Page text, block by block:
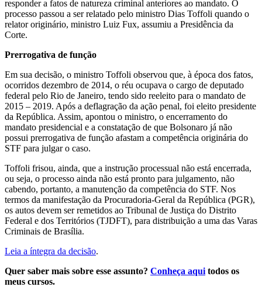
responder a fatos de natureza criminal anteriores ao mandato. O
processo passou a ser relatado pelo ministro Dias Toffoli quando o
relator originário, ministro Luiz Fux, assumiu a Presidência da
Corte.
Prerrogativa de função
Em sua decisão, o ministro Toffoli observou que, à época dos fatos,
ocorridos dezembro de 2014, o réu ocupava o cargo de deputado
federal pelo Rio de Janeiro, tendo sido reeleito para o mandato de
2015 – 2019. Após a deflagração da ação penal, foi eleito presidente
da República. Assim, apontou o ministro, o encerramento do
mandato presidencial e a constatação de que Bolsonaro já não
possui prerrogativa de função afastam a competência originária do
STF para julgar o caso.
Toffoli frisou, ainda, que a instrução processual não está encerrada,
ou seja, o processo ainda não está pronto para julgamento, não
cabendo, portanto, a manutenção da competência do STF. Nos
termos da manifestação da Procuradoria-Geral da República (PGR),
os autos devem ser remetidos ao Tribunal de Justiça do Distrito
Federal e dos Territórios (TJDFT), para distribuição a uma das Varas
Criminais de Brasília.
Leia a íntegra da decisão.
Quer saber mais sobre esse assunto? Conheça aqui todos os
meus cursos.